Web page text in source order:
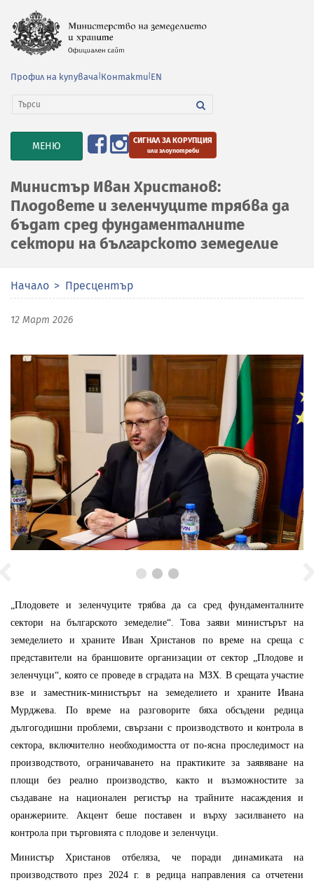
Профил на купувача Контакти EN
TOGGLE
NAVIGATION
МЕНЮ СИГНАЛ ЗА КОРУПЦИЯ
или злоупотреби
Министър Иван Христанов:
Плодовете и зеленчуците трябва да
бъдат сред фундаменталните
сектори на българското земеделие
Начало Пресцентър
12 Март 2026
„Плодовете и зеленчуците трябва да са сред фундаменталните
сектори на българското земеделие“. Това заяви министърът на
земеделието и храните Иван Христанов по време на среща с
представители на браншовите организации от сектор „Плодове и
зеленчуци“, която се проведе в сградата на МЗХ. В срещата участие
взе и заместник-министърът на земеделието и храните Ивана
Мурджева. По време на разговорите бяха обсъдени редица
дългогодишни проблеми, свързани с производството и контрола в
сектора, включително необходимостта от по-ясна проследимост на
производството, ограничаването на практиките за заявяване на
площи без реално производство, както и възможностите за
създаване на национален регистър на трайните насаждения и
оранжериите. Акцент беше поставен и върху засилването на
контрола при търговията с плодове и зеленчуци.
Министър Христанов отбеляза, че поради динамиката на
производството през 2024 г. в редица направления са отчетени